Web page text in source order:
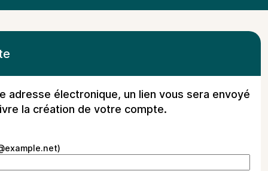
adresse électronique, un lien vous sera envoyé
la création de votre compte.